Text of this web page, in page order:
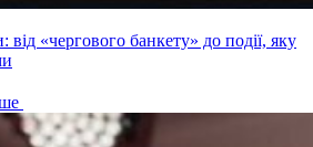
від «чергового банкету» до події, яку